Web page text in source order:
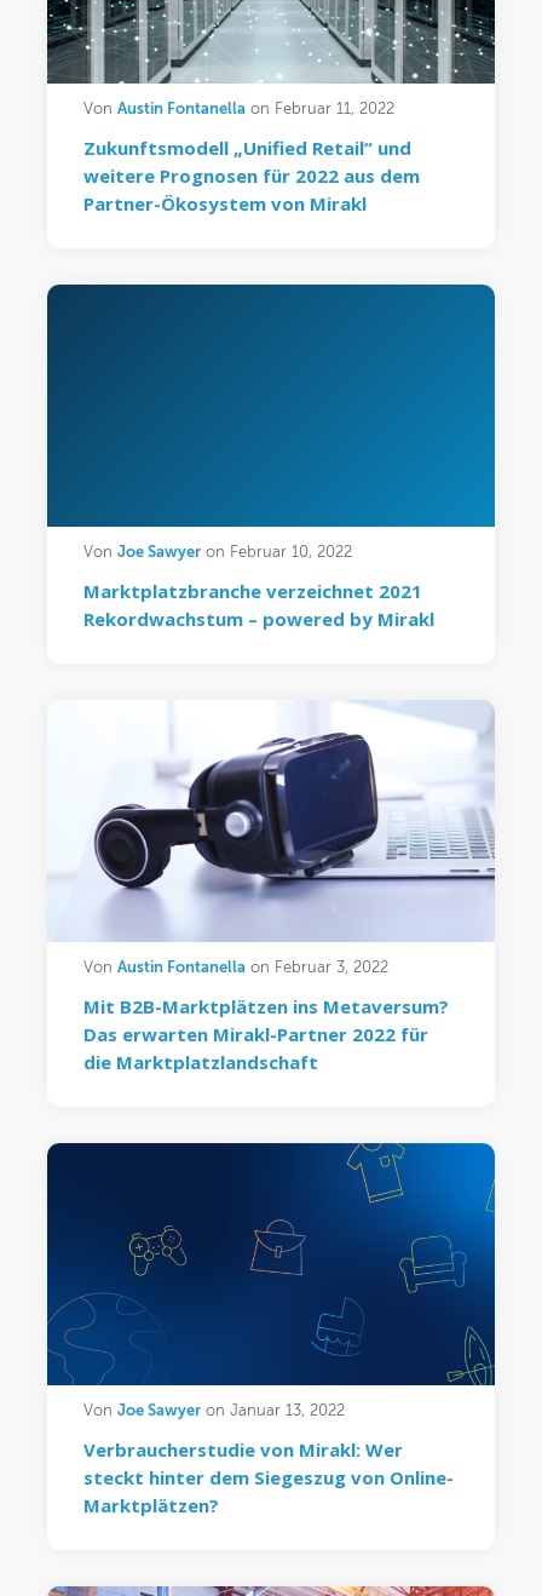
Von Austin Fontanellaon Februar 11, 2022
Zukunftsmodell „Unified Retail“ und
weitere Prognosen für 2022 aus dem
Partner-Ökosystem von Mirakl
Von Joe Sawyeron Februar 10, 2022
Marktplatzbranche verzeichnet 2021
Rekordwachstum – powered by Mirakl
Von Austin Fontanellaon Februar 3, 2022
Mit B2B-Marktplätzen ins Metaversum?
Das erwarten Mirakl-Partner 2022 für
die Marktplatzlandschaft
Von Joe Sawyeron Januar 13, 2022
Verbraucherstudie von Mirakl: Wer
steckt hinter dem Siegeszug von Online-
Marktplätzen?